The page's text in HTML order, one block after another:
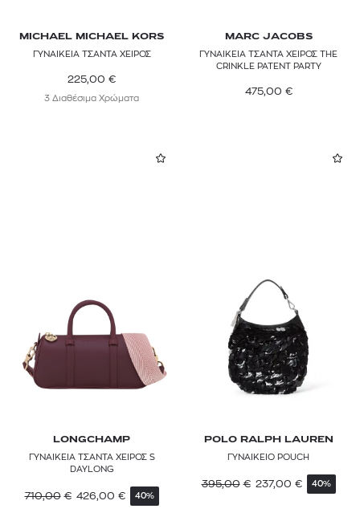
MICHAEL MICHAEL KORS
ΓΥΝΑΙΚΕΙΑ ΤΣΑΝΤΑ ΧΕΙΡΟΣ
225,00 €
3 Διαθέσιμα Χρώματα
MARC JACOBS
ΓΥΝΑΙΚΕΙΑ ΤΣΑΝΤΑ ΧΕΙΡΟΣ THE
CRINKLE PATENT PARTY
475,00 €
LONGCHAMP
ΓΥΝΑΙΚΕΙΑ ΤΣΑΝΤΑ ΧΕΙΡΟΣ S
DAYLONG
710,00 € 426,00 € 40%
POLO RALPH LAUREN
ΓΥΝΑΙΚΕΙΟ POUCH
395,00 € 237,00 € 40%